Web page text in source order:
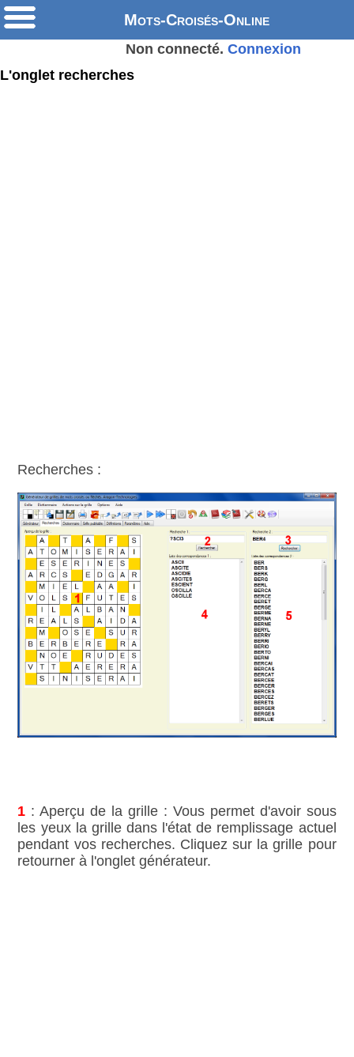
Mots-Croisés-Online
Non connecté. Connexion
L'onglet recherches
Recherches :
1 : Aperçu de la grille : Vous permet d'avoir sous
les yeux la grille dans l'état de remplissage actuel
pendant vos recherches. Cliquez sur la grille pour
retourner à l'onglet générateur.